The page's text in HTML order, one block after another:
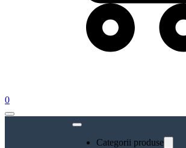
0
Categorii produse